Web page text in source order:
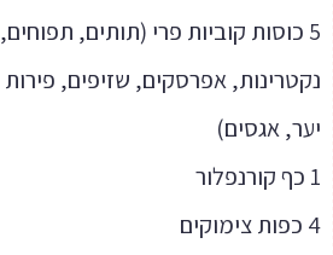
5 כוסות קוביות פרי (תותים, תפוחים,
נקטרינות, אפרסקים, שזיפים, פירות
יער, אגסים)
1 כף קורנפלור
4 כפות צימוקים